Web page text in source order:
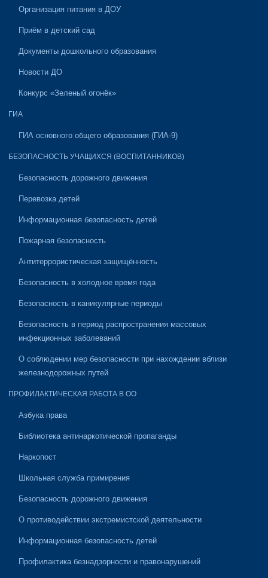
Организация питания в ДОУ
Приём в детский сад
Документы дошкольного образования
Новости ДО
Конкурс «Зеленый огонёк»
ГИА
ГИА основного общего образования (ГИА-9)
БЕЗОПАСНОСТЬ УЧАЩИХСЯ (ВОСПИТАННИКОВ)
Безопасность дорожного движения
Перевозка детей
Информационная безопасность детей
Пожарная безопасность
Антитеррористическая защищённость
Безопасность в холодное время года
Безопасность в каникулярные периоды
Безопасность в период распространения массовых
инфекционных заболеваний
О соблюдении мер безопасности при нахождении вблизи
железнодорожных путей
ПРОФИЛАКТИЧЕСКАЯ РАБОТА В ОО
Азбука права
Библиотека антинаркотической пропаганды
Наркопост
Школьная служба примирения
Безопасность дорожного движения
О противодействии экстремистской деятельности
Информационная безопасность детей
Профилактика безнадзорности и правонарушений